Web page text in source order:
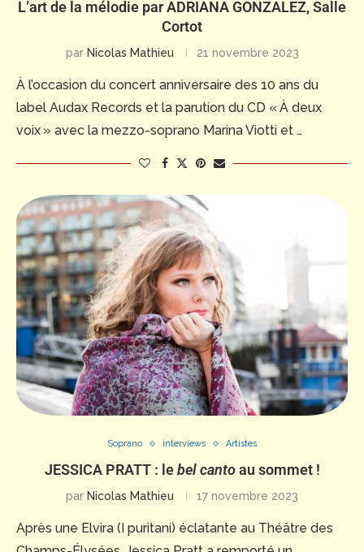
L’art de la mélodie par ADRIANA GONZALEZ, Salle
Cortot
par Nicolas Mathieu 21 novembre 2023
À l’occasion du concert anniversaire des 10 ans du
label Audax Records et la parution du CD « À deux
voix » avec la mezzo-soprano Marina Viotti et …
Soprano interviews Artistes
JESSICA PRATT : lebel cantoau sommet !
par Nicolas Mathieu 17 novembre 2023
Après une Elvira (I puritani) éclatante au Théâtre des